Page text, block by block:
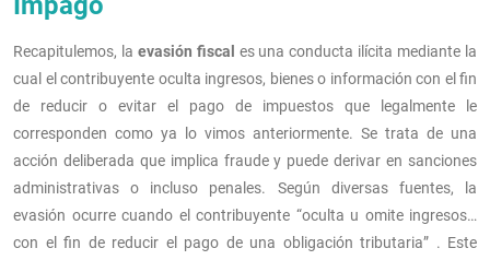
Recapitulemos, la evasión fiscal es una conducta ilícita mediante la
cual el contribuyente oculta ingresos, bienes o información con el fin
de reducir o evitar el pago de impuestos que legalmente le
corresponden como ya lo vimos anteriormente. Se trata de una
acción deliberada que implica fraude y puede derivar en sanciones
administrativas o incluso penales. Según diversas fuentes, la
evasión ocurre cuando el contribuyente “oculta u omite ingresos…
con el fin de reducir el pago de una obligación tributaria” . Este